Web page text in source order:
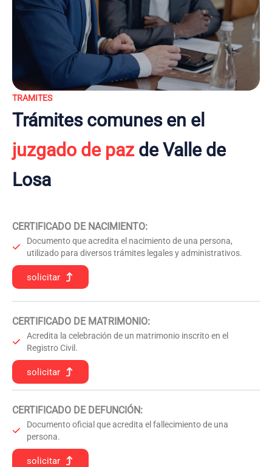
TRAMITES
Trámites comunes en el
juzgado de pazde Valle de
Losa
CERTIFICADO DE NACIMIENTO:
Documento que acredita el nacimiento de una persona,
utilizado para diversos trámites legales y administrativos.
solicitar
CERTIFICADO DE MATRIMONIO:
Acredita la celebración de un matrimonio inscrito en el
Registro Civil.
solicitar
CERTIFICADO DE DEFUNCIÓN:
Documento oficial que acredita el fallecimiento de una
persona.
solicitar